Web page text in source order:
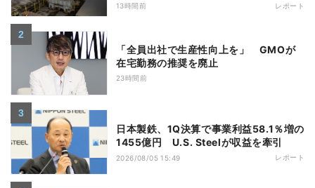
13時間前 レポート
「全員出社で生産性向上を」 GMOが
在宅勤務の推奨を廃止
23時間前
日本製鉄、1Q決算で事業利益58.1％増の
1455億円 U.S. Steelが収益を牽引
2026/08/05 15:49 レポート